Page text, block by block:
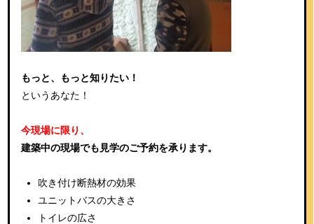
もっと、もっと知りたい！
というあなた！
今現場に限り、
建築中の現場でも見学のご予約を承ります。
吹き付け断熱材の効果
ユニットバスの大きさ
トイレの広さ